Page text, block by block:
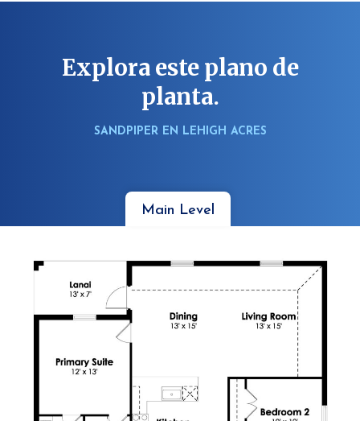
Explora este plano de
planta.
SANDPIPER EN LEHIGH ACRES
Main Level